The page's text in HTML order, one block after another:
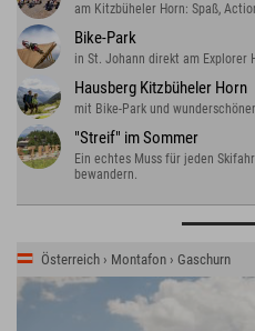
am Kitzbüheler Horn: Spaß,
Bike-Park
in St. Johann direkt am Explorer
Hausberg Kitzbüheler Horn
mit Bike-Park und
"Streif" im Sommer
Ein echtes Muss für jeden
bewandern.
Österreich › Montafon › Gaschurn